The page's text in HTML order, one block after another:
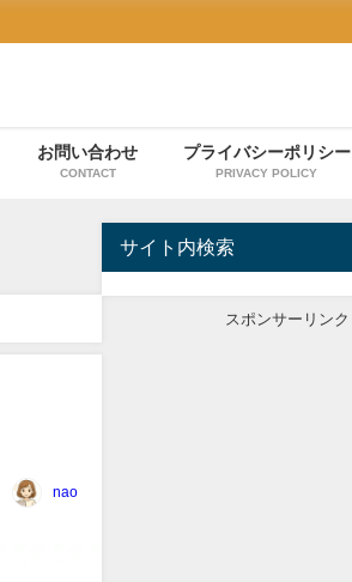
お問い合わせ
CONTACT
プライバシーポリシー
PRIVACY POLICY
nao
サイト内検索
スポンサーリンク